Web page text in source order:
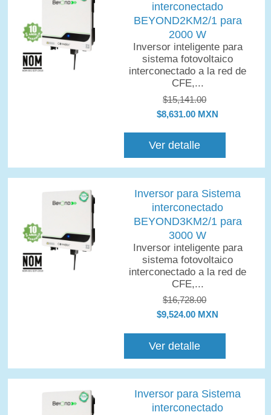
interconectado
BEYOND2KM2/1 para
2000 W
Inversor inteligente para
sistema fotovoltaico
interconectado a la red de
CFE,...
$15,141.00
$8,631.00 MXN
Ver detalle
Inversor para Sistema
interconectado
BEYOND3KM2/1 para
3000 W
Inversor inteligente para
sistema fotovoltaico
interconectado a la red de
CFE,...
$16,728.00
$9,524.00 MXN
Ver detalle
Inversor para Sistema
interconectado